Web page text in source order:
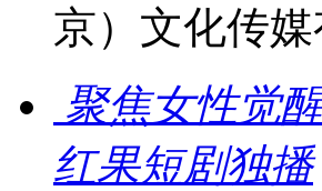
京）文化传媒
聚焦女性觉
红果短剧独播